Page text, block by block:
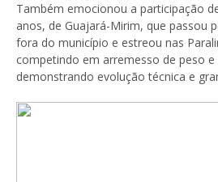
Também emocionou a participação
anos, de Guajará-Mirim, que passou
fora do município e estreou nas
competindo em arremesso de peso
demonstrando evolução técnica e